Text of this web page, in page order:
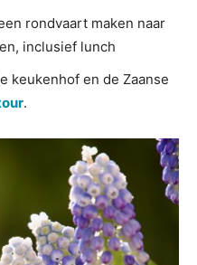
rondvaart maken naar
inclusief lunch
keukenhof en de Zaanse
.